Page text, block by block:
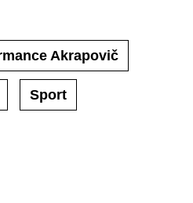
Akrapovič
Sport